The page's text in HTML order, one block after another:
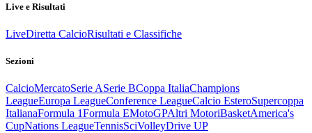
Live e Risultati
LiveDiretta CalcioRisultati e Classifiche
Sezioni
CalcioMercatoSerie ASerie BCoppa ItaliaChampions
LeagueEuropa LeagueConference LeagueCalcio EsteroSupercoppa
ItalianaFormula 1Formula EMotoGPAltri MotoriBasketAmerica's
CupNations LeagueTennisSciVolleyDrive UP